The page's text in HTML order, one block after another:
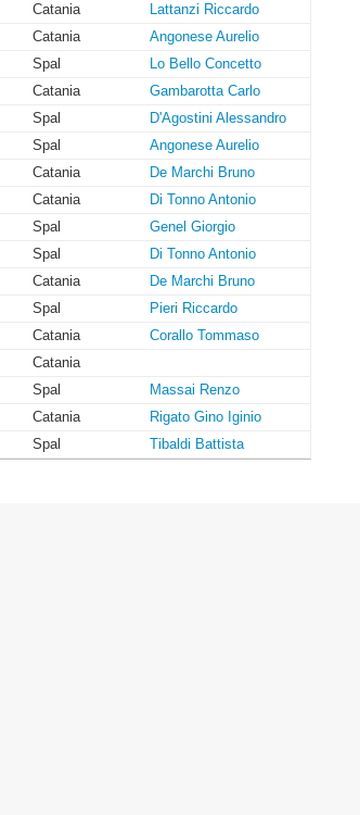
Catania
Lattanzi Riccardo
Catania
Angonese Aurelio
Spal
Lo Bello Concetto
Catania
Gambarotta Carlo
Spal
D'Agostini Alessandro
Spal
Angonese Aurelio
Catania
De Marchi Bruno
Catania
Di Tonno Antonio
Spal
Genel Giorgio
Spal
Di Tonno Antonio
Catania
De Marchi Bruno
Spal
Pieri Riccardo
Catania
Corallo Tommaso
Catania
Spal
Massai Renzo
Catania
Rigato Gino Iginio
Spal Tibaldi Battista